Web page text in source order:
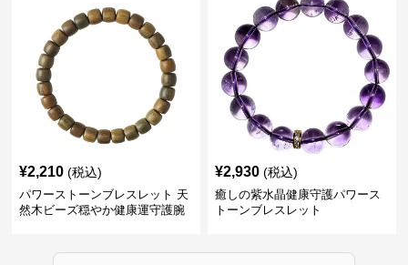
¥2,210 (税込)
パワーストーンブレスレット 天
然木ビーズ穏やか健康運守護腕
¥2,930 (税込)
癒しの紫水晶健康守護パワース
トーンブレスレット